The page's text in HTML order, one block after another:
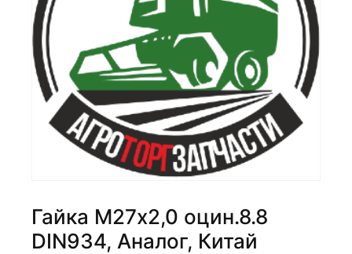
Гайка М27х2,0 оцин.8.8
DIN934, Аналог, Китай